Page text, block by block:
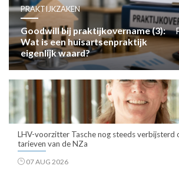
PRAKTIJKZAKEN
Goodwill bij praktijkovername (3):
Wat is een huisartsenpraktijk
eigenlijk waard?
LHV-voorzitter Tasche nog steeds verbijsterd
tarieven van de NZa
07 AUG 2026